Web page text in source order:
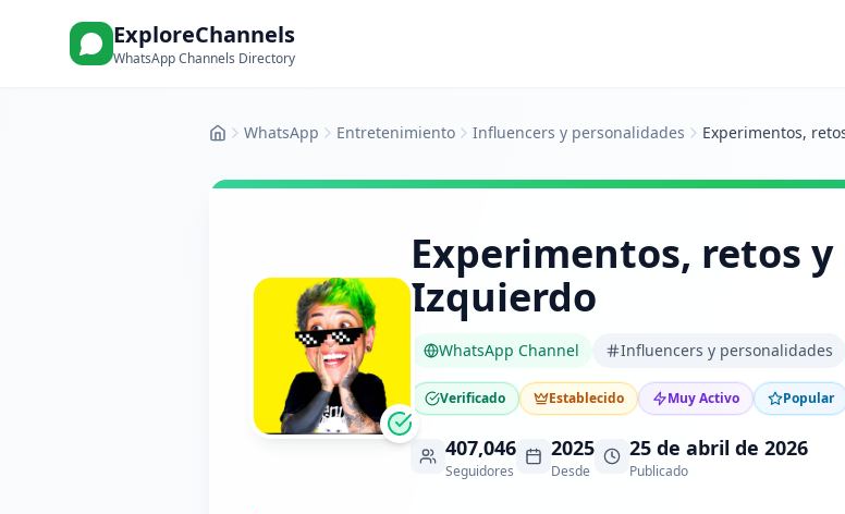
ExploreChannels
WhatsApp Channels Directory
InicioWhatsApp Entretenimiento Influencers y personalidades
Experimentos, retos
Izquierdo
WhatsApp Channel Influencers y personalidades
Verificado Establecido Muy Activo Popular
407,046
Seguidores
2025
Desde
25 de abril de 2026
Publicado